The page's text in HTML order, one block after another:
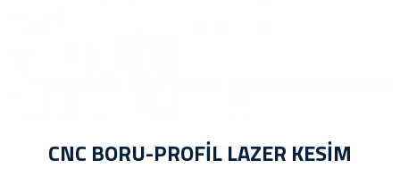
CNC BORU-PROFİL LAZER KESİM